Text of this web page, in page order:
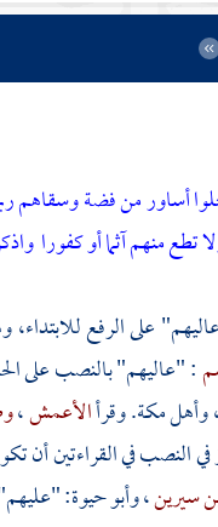
أساور من فضة وسقاهم
منهم آثما أو كفورا
على الرفع للابتداء،
: "عاليهم" بالنصب على
وأهلمكة.وقرأالأعمش،
النصب في القراءتين أن
سيرين،وأبو حيوة: